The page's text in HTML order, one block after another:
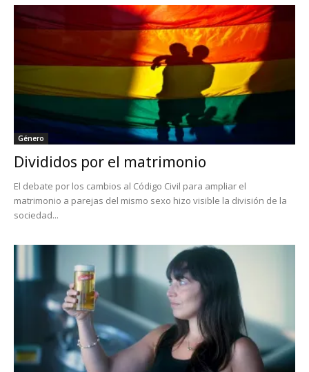
Género
Divididos por el matrimonio
El debate por los cambios al Código Civil para ampliar el
matrimonio a parejas del mismo sexo hizo visible la división de la
sociedad...